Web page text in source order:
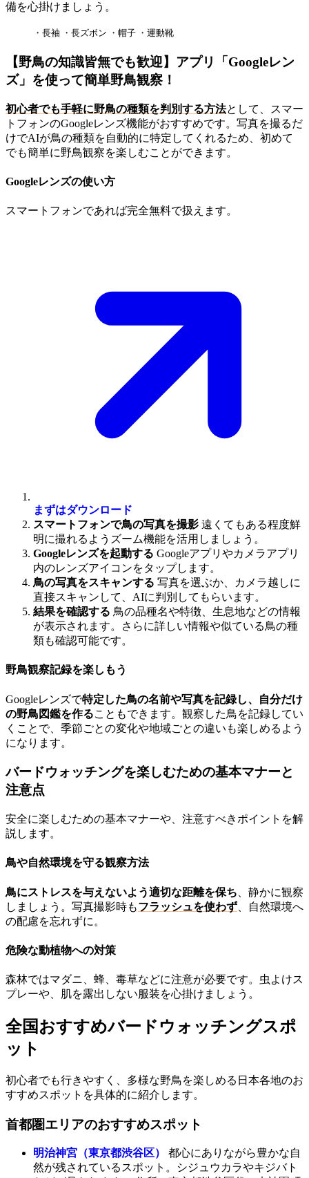
備を心掛けましょう。
・長袖 ・長ズボン ・帽子 ・運動靴
【野鳥の知識皆無でも歓迎】アプリ「Googleレン
ズ」を使って簡単野鳥観察！
初心者でも手軽に野鳥の種類を判別する方法として、スマー
トフォンのGoogleレンズ機能がおすすめです。写真を撮るだ
けでAIが鳥の種類を自動的に特定してくれるため、初めて
でも簡単に野鳥観察を楽しむことができます。
Googleレンズの使い方
スマートフォンであれば完全無料で扱えます。
まずはダウンロード
スマートフォンで鳥の写真を撮影 遠くてもある程度鮮
明に撮れるようズーム機能を活用しましょう。
Googleレンズを起動する Googleアプリやカメラアプリ
内のレンズアイコンをタップします。
鳥の写真をスキャンする 写真を選ぶか、カメラ越しに
直接スキャンして、AIに判別してもらいます。
結果を確認する 鳥の品種名や特徴、生息地などの情報
が表示されます。さらに詳しい情報や似ている鳥の種
類も確認可能です。
野鳥観察記録を楽しもう
Googleレンズで特定した鳥の名前や写真を記録し、自分だけ
の野鳥図鑑を作ることもできます。観察した鳥を記録してい
くことで、季節ごとの変化や地域ごとの違いも楽しめるよう
になります。
バードウォッチングを楽しむための基本マナーと
注意点
安全に楽しむための基本マナーや、注意すべきポイントを解
説します。
鳥や自然環境を守る観察方法
鳥にストレスを与えないよう適切な距離を保ち 、静かに観察
しましょう。写真撮影時もフラッシュを使わず 、自然環境へ
の配慮を忘れずに。
危険な動植物への対策
森林ではマダニ、蜂、毒草などに注意が必要です。虫よけス
プレーや、肌を露出しない服装を心掛けましょう。
全国おすすめバードウォッチングスポ
ット
初心者でも行きやすく、多様な野鳥を楽しめる日本各地のお
すすめスポットを具体的に紹介します。
首都圏エリアのおすすめスポット
明治神宮（東京都渋谷区）
都心にありながら豊かな自
然が残されているスポット。シジュウカラやキジバト